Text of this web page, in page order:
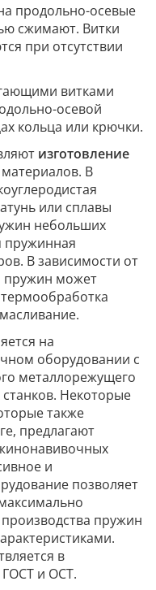
продольно-осевые
сжимают. Витки
при отсутствии
витками
осевой
кольца или крючки.
изготовление
В
или сплавы
небольших
пружинная
В зависимости от
пружин может
на
оборудовании с
металлорежущего
Некоторые
также
предлагают
и
позволяет
пружин
в
ГОСТ и ОСТ.